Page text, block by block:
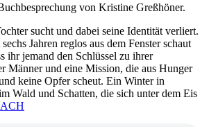
von Kristine Greßhöner.
sucht und dabei seine Identität verliert.
Jahren reglos aus dem Fenster schaut
ihr jemand den Schlüssel zu ihrer
Männer und eine Mission, die aus Hunger
keine Opfer scheut. Ein Winter in
Wald und Schatten, die sich unter dem Eis